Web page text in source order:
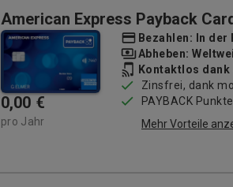
American Express Payback
0,00 €
pro Jahr
Bezahlen: In
Abheben:
Kontaktlos dank
Zinsfrei, dank
PAYBACK
Mehr Vorteile